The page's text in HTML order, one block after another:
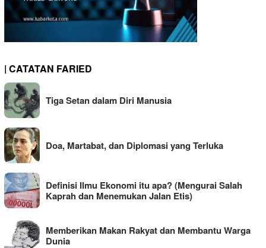
| CATATAN FARIED
Tiga Setan dalam Diri Manusia
Doa, Martabat, dan Diplomasi yang Terluka
Definisi Ilmu Ekonomi itu apa? (Mengurai Salah
Kaprah dan Menemukan Jalan Etis)
Memberikan Makan Rakyat dan Membantu Warga
Dunia